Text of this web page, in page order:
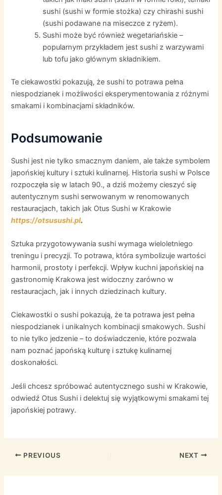
sushi (sushi w formie stożka) czy chirashi sushi
(sushi podawane na miseczce z ryżem).
Sushi może być również wegetariańskie –
popularnym przykładem jest sushi z warzywami
lub tofu jako głównym składnikiem.
Te ciekawostki pokazują, że sushi to potrawa pełna
niespodzianek i możliwości eksperymentowania z różnymi
smakami i kombinacjami składników.
Podsumowanie
Sushi jest nie tylko smacznym daniem, ale także symbolem
japońskiej kultury i sztuki kulinarnej. Historia sushi w Polsce
rozpoczęła się w latach 90., a dziś możemy cieszyć się
autentycznym sushi serwowanym w renomowanych
restauracjach, takich jak Otus Sushi w Krakowie
https://otsusushi.pl.
Sztuka przygotowywania sushi wymaga wieloletniego
treningu i precyzji. To potrawa, która symbolizuje wartości
harmonii, prostoty i perfekcji. Wpływ kuchni japońskiej na
gastronomię Krakowa jest widoczny zarówno w
restauracjach, jak i innych dziedzinach kultury.
Ciekawostki o sushi pokazują, że ta potrawa jest pełna
niespodzianek i unikalnych kombinacji smakowych. Sushi
to nie tylko jedzenie – to doświadczenie, które pozwala
nam poznać japońską kulturę i sztukę kulinarnej
doskonałości.
Jeśli chcesz spróbować autentycznego sushi w Krakowie,
odwiedź Otus Sushi i delektuj się wyjątkowymi smakami tej
japońskiej potrawy.
Post
PREVIOUS NEXT